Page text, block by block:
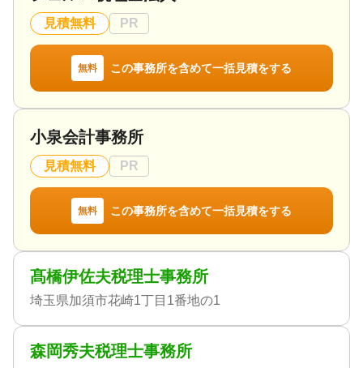
見積無料 PR
無料 この事務所を含めて一括見積をする
小泉会計事務所
見積無料 PR
無料 この事務所を含めて一括見積をする
髙橋伊佐夫税理士事務所
埼玉県加須市花崎1丁目1番地の1
森岡秀夫税理士事務所